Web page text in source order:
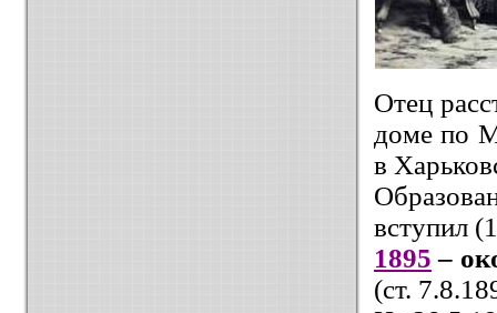
Отец
доме по
в
вступил
1895 –
(ст.